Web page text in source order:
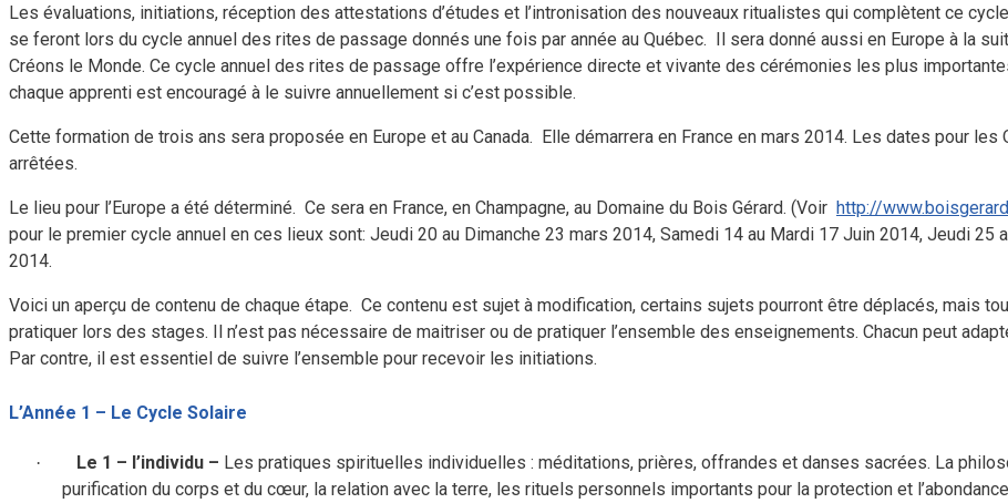
Les évaluations, initiations, réception des attestations d’études et l’intronisation des nouveaux ritualistes qui complètent ce
se feront lors du cycle annuel des rites de passage donnés une fois par année au Québec. Il sera donné aussi en Europe à la
Créons le Monde. Ce cycle annuel des rites de passage offre l’expérience directe et vivante des cérémonies les plus
chaque apprenti est encouragé à le suivre annuellement si c’est possible.
Cette formation de trois ans sera proposée en Europe et au Canada. Elle démarrera en France en mars 2014. Les dates pour les
arrêtées.
Le lieu pour l’Europe a été déterminé. Ce sera en France, en Champagne, au Domaine du Bois Gérard. (Voir http://
pour le premier cycle annuel en ces lieux sont: Jeudi 20 au Dimanche 23 mars 2014, Samedi 14 au Mardi 17 Juin 2014, Jeudi 25
2014.
Voici un aperçu de contenu de chaque étape. Ce contenu est sujet à modification, certains sujets pourront être déplacés, mais
pratiquer lors des stages. Il n’est pas nécessaire de maitriser ou de pratiquer l’ensemble des enseignements. Chacun peut
Par contre, il est essentiel de suivre l’ensemble pour recevoir les initiations.
L’Année 1 – Le Cycle Solaire
· Le 1 – l’individu – Les pratiques spirituelles individuelles : méditations, prières, offrandes et danses sacrées. La
purification du corps et du cœur, la relation avec la terre, les rituels personnels importants pour la protection et